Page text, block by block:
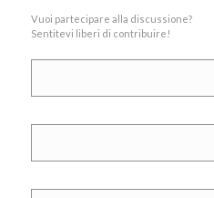
Vuoi partecipare alla discussione?
Sentitevi liberi di contribuire!